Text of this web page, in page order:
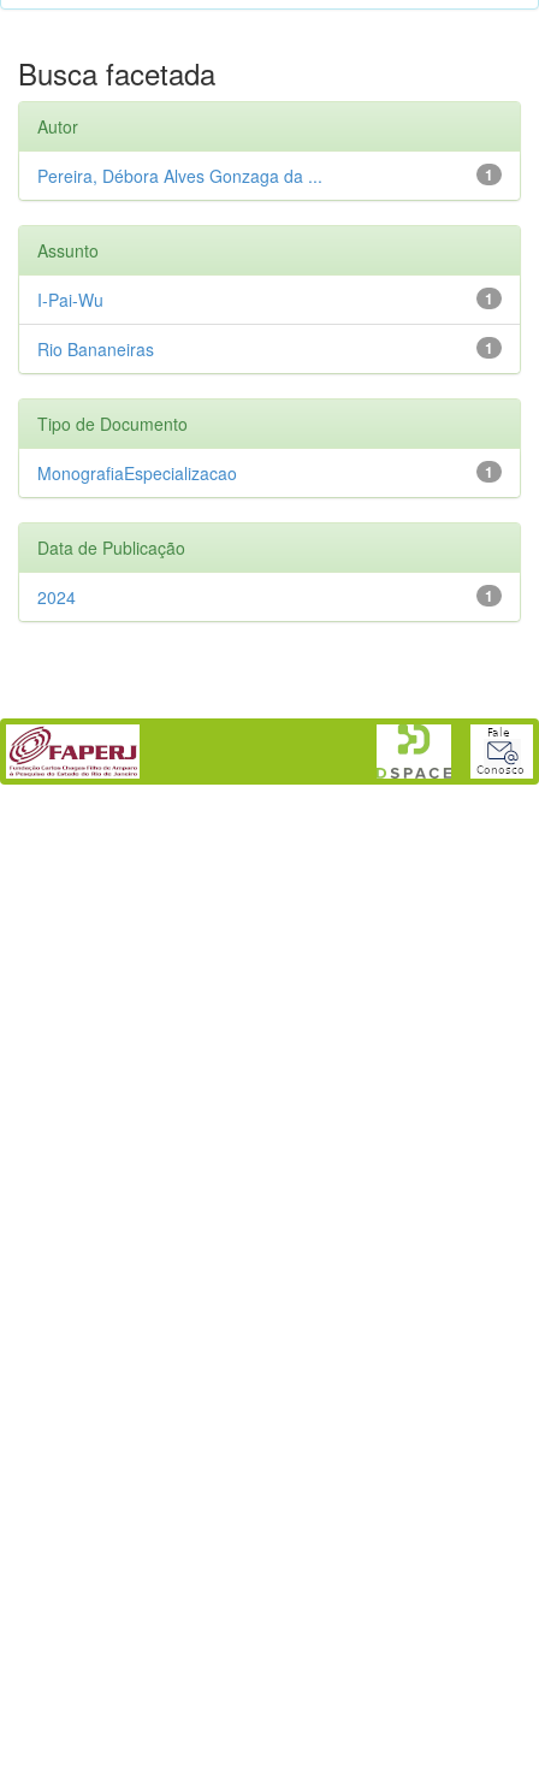
Busca facetada
Autor
1
Pereira, Débora Alves Gonzaga da ...
Assunto
1
I-Pai-Wu
1
Rio Bananeiras
Tipo de Documento
1
MonografiaEspecializacao
Data de Publicação
1
2024